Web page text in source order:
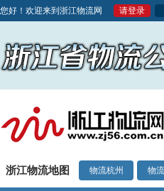
您好！欢迎来到浙江物流网 请登录
浙江物流地图 物流杭州 物